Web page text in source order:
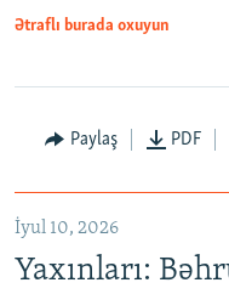
Ətraflı burada oxuyun
Paylaş PDF
İyul 10, 2026
Yaxınları: